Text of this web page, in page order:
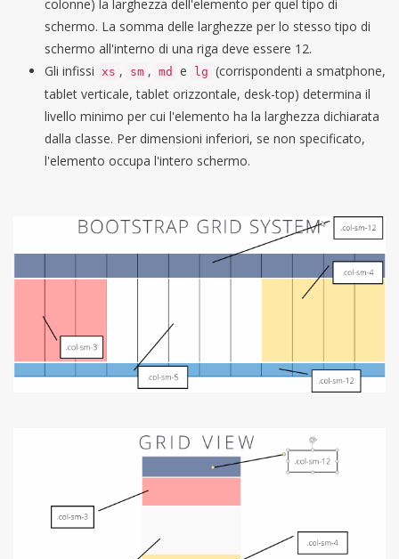
colonne) la larghezza dell'elemento per quel tipo di
schermo. La somma delle larghezze per lo stesso tipo di
schermo all'interno di una riga deve essere 12.
Gli infissi xs , sm , md e lg (corrispondenti a smatphone,
tablet verticale, tablet orizzontale, desk-top) determina il
livello minimo per cui l'elemento ha la larghezza dichiarata
dalla classe. Per dimensioni inferiori, se non specificato,
l'elemento occupa l'intero schermo.